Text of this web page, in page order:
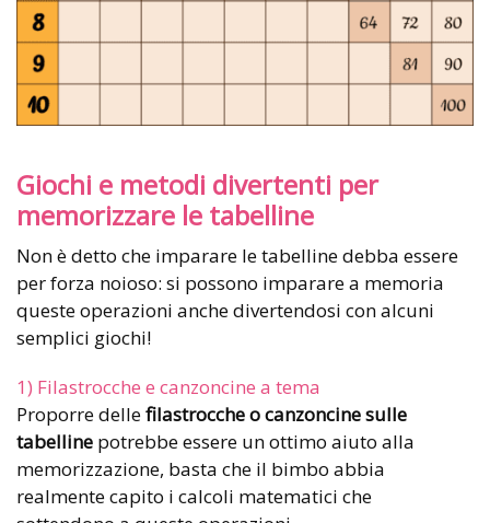
Giochi e metodi divertenti per
memorizzare le tabelline
Non è detto che imparare le tabelline debba essere
per forza noioso: si possono imparare a memoria
queste operazioni anche divertendosi con alcuni
semplici giochi!
1) Filastrocche e canzoncine a tema
Proporre dellefilastrocche o canzoncine sulle
tabelline potrebbe essere un ottimo aiuto alla
memorizzazione, basta che il bimbo abbia
realmente capito i calcoli matematici che